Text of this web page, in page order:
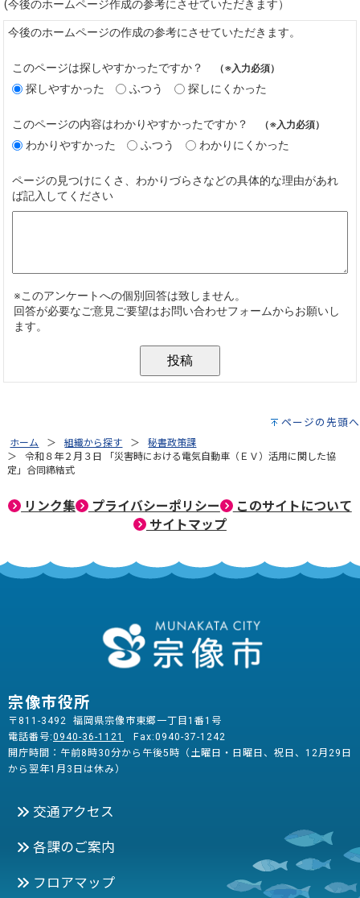
ページの先頭へ
ホーム 組織から探す
秘書政策課
令和８年２月３日 「災害時における電気自動車（ＥＶ）活用に関した協
定」合同締結式
リンク集 プライバシーポリシー
このサイトについて
サイトマップ
宗像市役所
〒811-3492 福岡県宗像市東郷一丁目1番1号
電話番号:0940-36-1121
Fax:0940-37-1242
開庁時間：午前8時30分から午後5時（土曜日・日曜日、祝日、12月29日
から翌年1月3日は休み）
交通アクセス
各課のご案内
フロアマップ